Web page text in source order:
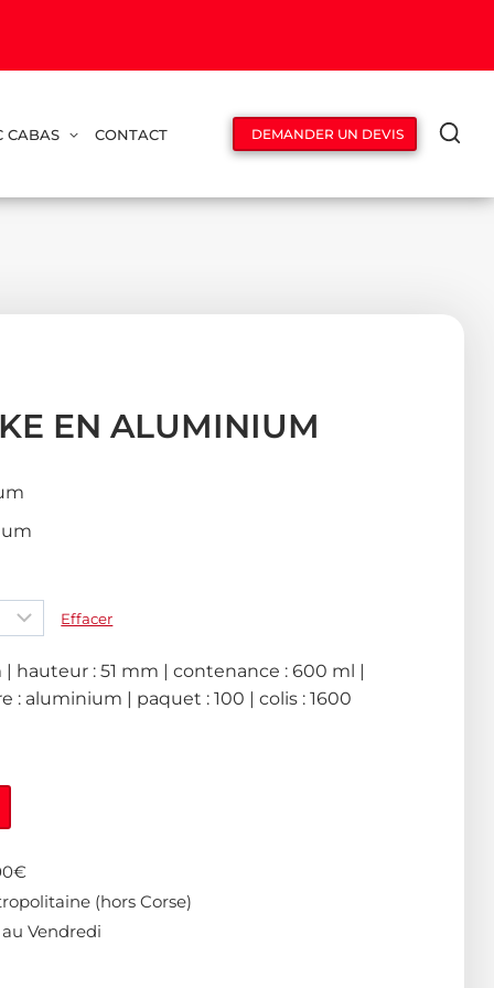
CABAS CONTACT DEMANDER UN DEVIS
EN ALUMINIUM
Effacer
hauteur : 51 mm | contenance : 600 ml |
: aluminium | paquet : 100 | colis : 1600
(hors Corse)
Vendredi